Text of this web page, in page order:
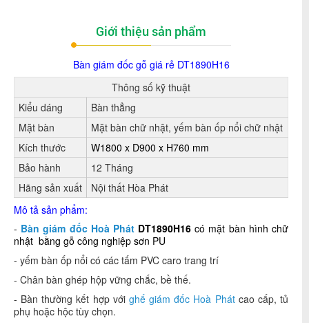
Giới thiệu sản phẩm
Bàn giám đốc gỗ giá rẻ DT1890H16
Thông số kỹ thuật
Kiểu dáng
Bàn thẳng
Mặt bàn
Mặt bàn chữ nhật, yếm bàn ốp nổi chữ nhật
Kích thước
W1800 x D900 x H760 mm
Bảo hành
12 Tháng
Hãng sản xuất
Nội thất Hòa Phát
Mô tả sản phẩm:
- Bàn giám đốc Hoà Phát DT1890H16 có mặt bàn hình chữ
nhật bằng gỗ công nghiệp sơn PU
- yếm bàn ốp nổi có các tấm PVC caro trang trí
- Chân bàn ghép hộp vững chắc, bề thế.
- Bàn thường kết hợp với ghế giám đốc Hoà Phátcao cấp, tủ
phụ hoặc hộc tùy chọn.